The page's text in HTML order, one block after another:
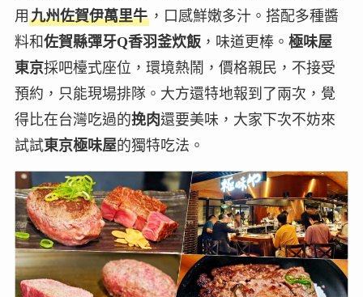
用 九州佐賀伊萬里牛，口感鮮嫩多汁。搭配多種醬
料和佐賀縣彈牙Q香羽釜炊飯，味道更棒。 極味屋
東京採吧檯式座位，環境熱鬧，價格親民，不接受
預約，只能現場排隊。大方還特地報到了兩次，覺
得比在台灣吃過的挽肉還要美味，大家下次不妨來
試試東京極味屋的獨特吃法。